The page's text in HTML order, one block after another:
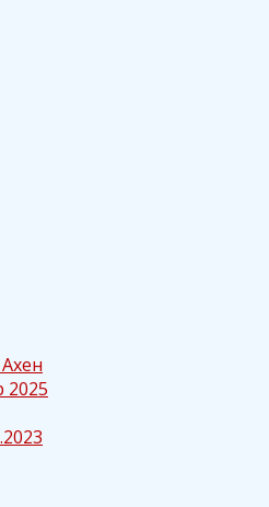
2025